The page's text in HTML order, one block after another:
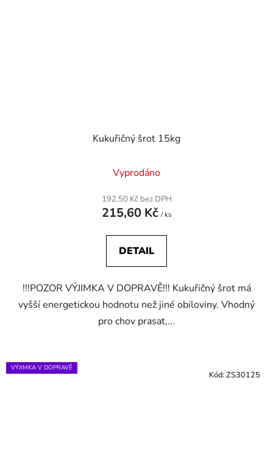
Kukuřičný šrot 15kg
Vyprodáno
192,50 Kč bez DPH
215,60 Kč / ks
DETAIL
!!!POZOR VÝJIMKA V DOPRAVĚ!!! Kukuřičný šrot má
vyšší energetickou hodnotu než jiné obiloviny. Vhodný
pro chov prasat,...
VÝJIMKA V DOPRAVĚ
Kód: ZS30125